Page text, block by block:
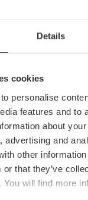
Details
cookies
personalise
features and to
about
advertising and
other information
or that they’ve
will find more
für
das
das
Bioparc
4.9 - 616
72h